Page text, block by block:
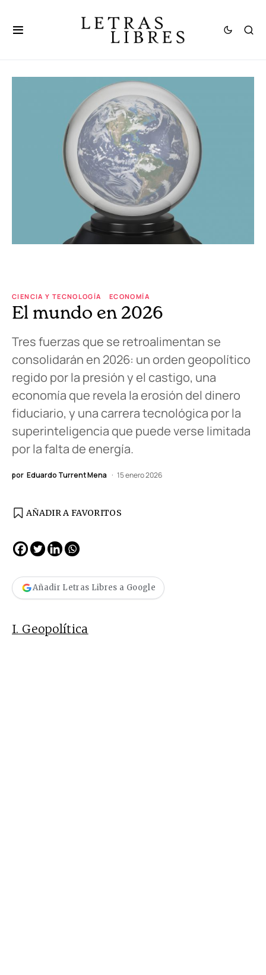
CIENCIA Y TECNOLOGÍA ECONOMÍA
El mundo en 2026
Tres fuerzas que se retroalimentan se
consolidarán en 2026: un orden geopolítico
regido por la presión y el castigo, una
economía que revela la erosión del dinero
fiduciario, y una carrera tecnológica por la
superinteligencia que puede verse limitada
por la falta de energía.
por Eduardo Turrent Mena 15 enero 2026
AÑADIR A FAVORITOS
Añadir Letras Libres a Google
I. Geopolítica